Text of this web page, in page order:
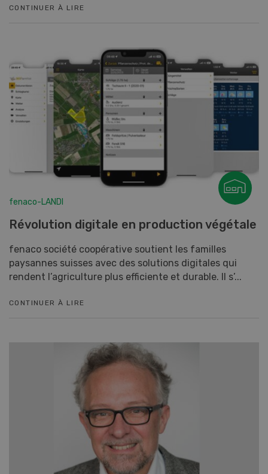
CONTINUER À LIRE
fenaco-LANDI
Révolution digitale en production végétale
fenaco société coopérative soutient les familles
paysannes suisses avec des solutions digitales qui
rendent l’agriculture plus efficiente et durable. Il s’...
CONTINUER À LIRE